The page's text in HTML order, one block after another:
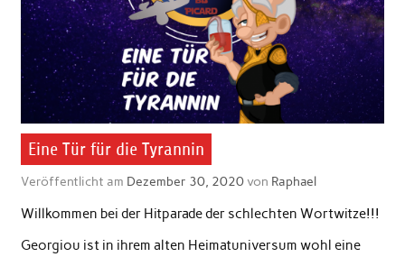
Eine Tür für die Tyrannin
Veröffentlicht am Dezember 30, 2020von Raphael
Willkommen bei der Hitparade der schlechten Wortwitze!!!
Georgiou ist in ihrem alten Heimatuniversum wohl eine